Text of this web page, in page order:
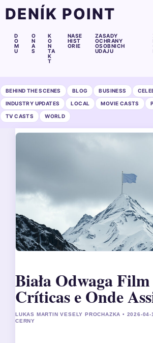
DENÍK POINT
D
O
M
U
O
N
A
S
K
O
N
TA
K
T
NASE
HIST
ORIE
ZASADY
OCHRANY
OSOBNICH
UDAJU
BEHIND THE SCENES BLOG BUSINESS
INDUSTRY UPDATES LOCAL MOVIE CASTS
TV CASTS WORLD
Biała Odwaga
Críticas e Onde
LUKAS MARTIN VESELY PROCHAZKA • 2026-
CERNY